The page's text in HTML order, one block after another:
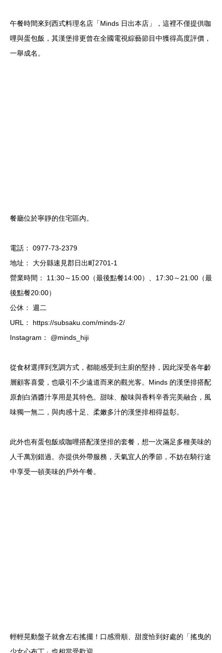
午餐時間來到西式料理名店「Minds 日出本店」，這裡不僅提供咖
哩與蛋包飯，其漢堡排更曾在全國電視綜藝節目中獲得高度評價，
一舉成名。
餐廳位於寧靜的住宅區內。
電話： 0977-73-2379
地址： 大分縣速見郡日出町2701-1
營業時間： 11:30～15:00（最後點餐14:00）、17:30～21:00（最
後點餐20:00）
公休： 週二
URL： https://subsaku.com/minds-2/
Instagram： @minds_hiji
從食材選擇到烹調方式，都能感受到主廚的堅持，因此深受各年齡
層顧客喜愛，也吸引不少遠道而來的觀光客。Minds 的漢堡排搭配
原創白酒醬汁享用是其特色。甜味、酸味與香料辛香完美融合，風
味獨一無二，與肉感十足、柔嫩多汁的漢堡排相得益彰。
此外也有蛋包飯或咖哩搭配漢堡排的套餐，想一次滿足多種美味的
人千萬別錯過。亦提供外帶服務，天氣宜人的季節，不妨在騎行途
中享受一頓美味的戶外午餐。
輕輕晃動盤子就會左右搖擺！口感滑順、甜度恰到好處的「搖曳的
少女心布丁」也相當受歡迎。